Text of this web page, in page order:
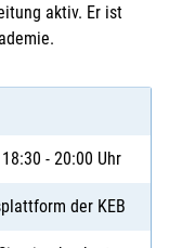
aktiv. Er ist
- 20:00 Uhr
der KEB